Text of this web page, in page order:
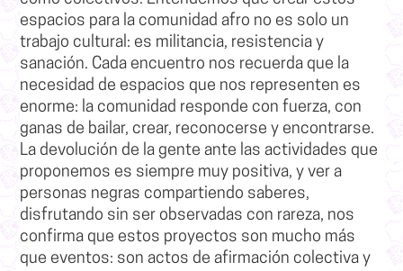
espacios para la comunidad afro no es solo un
trabajo cultural: es militancia, resistencia y
sanación. Cada encuentro nos recuerda que la
necesidad de espacios que nos representen es
enorme: la comunidad responde con fuerza, con
ganas de bailar, crear, reconocerse y encontrarse.
La devolución de la gente ante las actividades que
proponemos es siempre muy positiva, y ver a
personas negras compartiendo saberes,
disfrutando sin ser observadas con rareza, nos
confirma que estos proyectos son mucho más
que eventos: son actos de afirmación colectiva y